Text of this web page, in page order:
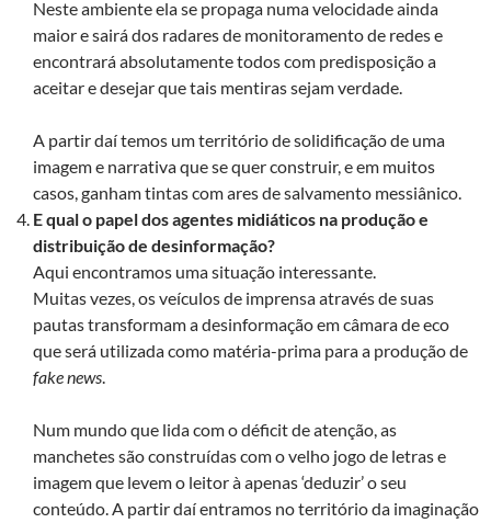
Neste ambiente ela se propaga numa velocidade ainda
maior e sairá dos radares de monitoramento de redes e
encontrará absolutamente todos com predisposição a
aceitar e desejar que tais mentiras sejam verdade.
A partir daí temos um território de solidificação de uma
imagem e narrativa que se quer construir, e em muitos
casos, ganham tintas com ares de salvamento messiânico.
E qual o papel dos agentes midiáticos na produção e
distribuição de desinformação?
Aqui encontramos uma situação interessante.
Muitas vezes, os veículos de imprensa através de suas
pautas transformam a desinformação em câmara de eco
que será utilizada como matéria-prima para a produção de
fake news.
Num mundo que lida com o déficit de atenção, as
manchetes são construídas com o velho jogo de letras e
imagem que levem o leitor à apenas ‘deduzir’ o seu
conteúdo. A partir daí entramos no território da imaginação